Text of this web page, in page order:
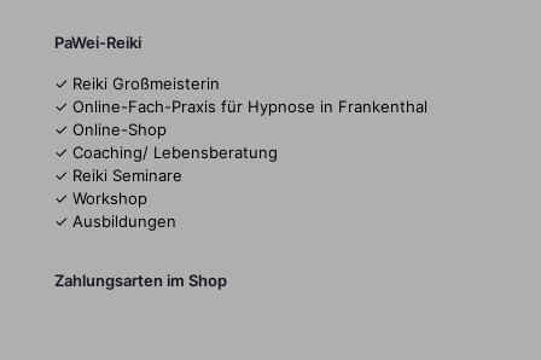
PaWei-Reiki
✓ Reiki Großmeisterin
✓ Online-Fach-Praxis für Hypnose in Frankenthal
✓ Online-Shop
✓ Coaching/ Lebensberatung
✓ Reiki Seminare
✓ Workshop
✓ Ausbildungen
Zahlungsarten im Shop